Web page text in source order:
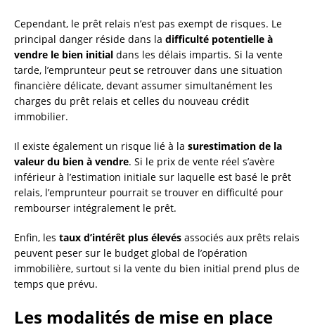
Cependant, le prêt relais n’est pas exempt de risques. Le
principal danger réside dans la difficulté potentielle à
vendre le bien initial dans les délais impartis. Si la vente
tarde, l’emprunteur peut se retrouver dans une situation
financière délicate, devant assumer simultanément les
charges du prêt relais et celles du nouveau crédit
immobilier.
Il existe également un risque lié à la surestimation de la
valeur du bien à vendre. Si le prix de vente réel s’avère
inférieur à l’estimation initiale sur laquelle est basé le prêt
relais, l’emprunteur pourrait se trouver en difficulté pour
rembourser intégralement le prêt.
Enfin, les taux d’intérêt plus élevés associés aux prêts relais
peuvent peser sur le budget global de l’opération
immobilière, surtout si la vente du bien initial prend plus de
temps que prévu.
Les modalités de mise en place